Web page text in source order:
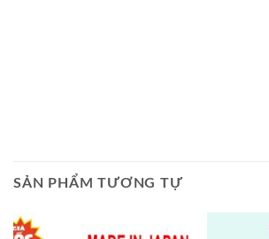
SẢN PHẨM TƯƠNG TỰ